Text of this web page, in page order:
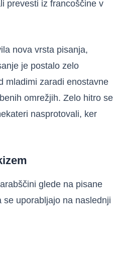
prevesti iz francoščine v
nova vrsta pisanja,
je postalo zelo
mladimi zaradi enostavne
omrežjih. Zelo hitro se
nasprotovali, ker
glede na pisane
uporabljajo na naslednji